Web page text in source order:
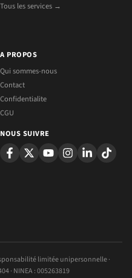
Tous les services →
A PROPOS
Qui sommes-nous
Contact
Confidentialite
CGU
NOUS SUIVRE
limitée unipersonnelle ·
· NINEA : 005263819